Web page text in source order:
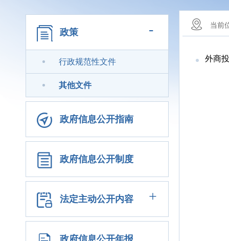
政策 -
行政规范性文件
其他文件
政府信息公开指南
政府信息公开制度
法定主动公开内容 +
政府信息公开年报
当前
外商